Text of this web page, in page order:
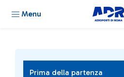
Menu
Prima della partenza